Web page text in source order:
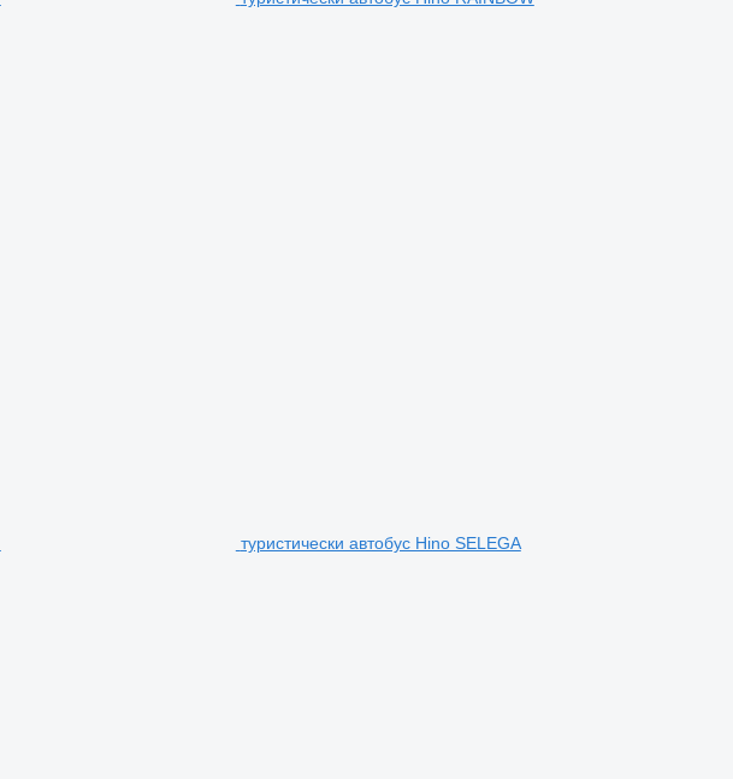
туристически автобус Hino SELEGA